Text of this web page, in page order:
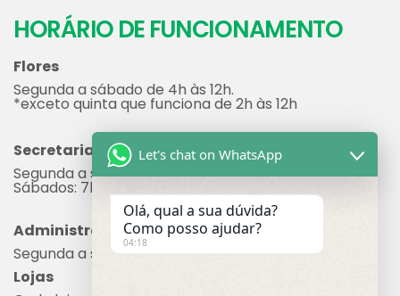
HORÁRIO DE FUNCIONAMENTO
Flores
Segunda a sábado de 4h às 12h.
*exceto quinta que funciona de 2h às 12h
Secretaria
Segunda a sexta: 7h às 17h
Sábados: 7h às 12h
Administração
Segunda a sexta: 8h às 17h
Lojas
Let's chat on WhatsApp
Olá, qual a sua dúvida?
Como posso ajudar?
04:18